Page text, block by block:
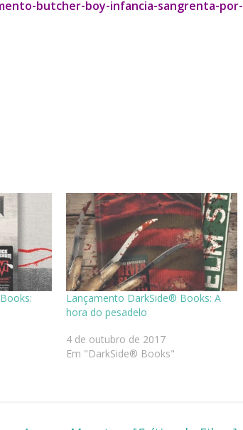
butcher-boy-infancia-sangrenta-por-
Lançamento DarkSide® Books: A
hora do pesadelo
4 de outubro de 2017
Em "DarkSide® Books"